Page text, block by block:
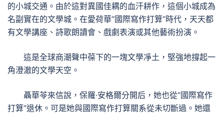
的小城交通。由於這對異國佳耦的血汗耕作，這個小城成為
名副實在的文學城。在愛荷華“國際寫作打算”時代，天天都
有文學講座、詩歌朗讀會、戲劇表演或其他藝術扮演。
這是全球商潮聲中葆下的一塊文學凈土，堅強地撐起一
角澄澈的文學天空。
聶華苓來信說，保羅·安格爾分開后，她也從“國際寫作
打算”退休。可是她與國際寫作打算關系從未切斷過。她還